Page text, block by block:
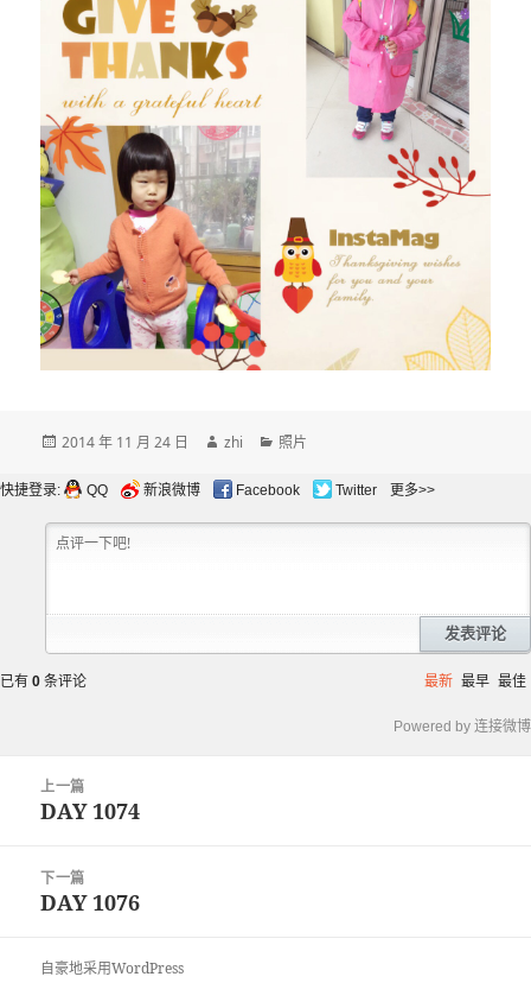
发
于
2014 年 11 月 24 日
作
zhi
分
照片
快捷登录: QQ 新浪微博 Facebook Twitter 更多>>
发表评论
已有 0 条评论 最新 最早 最佳
Powered by 连接微博
上一篇
上
文
章：
DAY 1074
下一篇
下
文
DAY 1076
自豪地采用WordPress